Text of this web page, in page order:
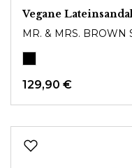
Vegane
MR. & MRS. BROWN
129,90 €